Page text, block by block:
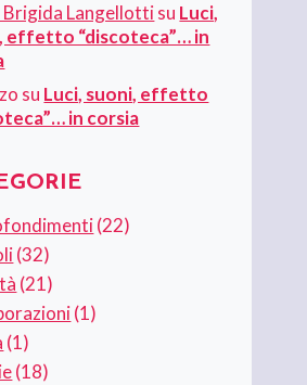
Brigida Langellottisu Luci,
effetto “discoteca”… in
su Luci, suoni, effetto
in corsia
(22)
(32)
(21)
(1)
(1)
(18)